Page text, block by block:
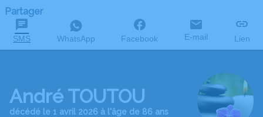
Partager
SMS WhatsApp Facebook E-mail Lien
André TOUTOU
décédé le 1 avril 2026 à l'âge de 86 ans